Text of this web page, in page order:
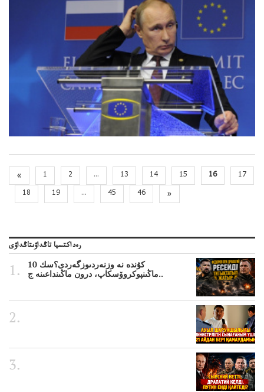
« 1 2 ... 13 14 15 16
17
18
19 ... 45 46 »
رەداكتسيا تاڭداۋىتاڭداۋى
10 كۇندە نە وزنەردىوزگەردى؟سك
ماڭىنپوكروۆسكاپ، درون ماڭىنداعىنە ج..